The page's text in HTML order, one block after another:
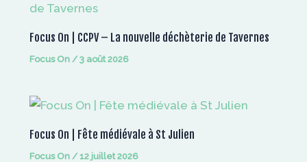
Focus On | CCPV – La nouvelle déchèterie de Tavernes
Focus On/3 août 2026
Focus On | Fête médiévale à St Julien
Focus On/12 juillet 2026